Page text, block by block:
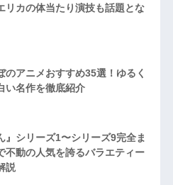
リカの体当たり演技も話題とな
のアニメおすすめ35選！ゆるく
い名作を徹底紹介
』シリーズ1〜シリーズ9完全ま
不動の人気を誇るバラエティー
説